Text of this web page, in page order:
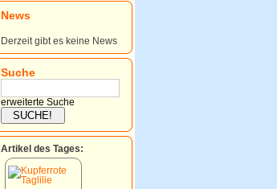
News
Derzeit gibt es keine News
Suche
erweiterte Suche
Artikel des Tages: